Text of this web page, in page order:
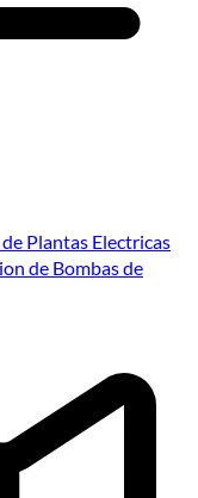
Plantas Electricas
de Bombas de